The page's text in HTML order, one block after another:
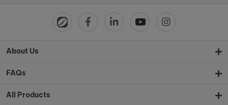
About Us
FAQs
All Products